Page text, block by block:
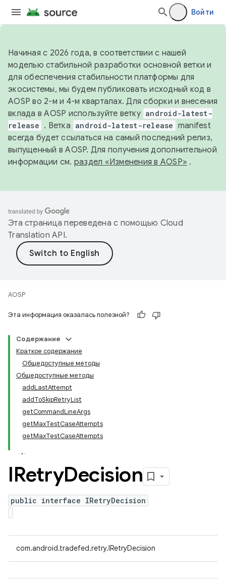
Войти
Начиная с 2026 года, в соответствии с нашей
моделью стабильной разработки основной ветки и
для обеспечения стабильности платформы для
экосистемы, мы будем публиковать исходный код в
AOSP во 2-м и 4-м кварталах. Для сборки и внесения
вклада в AOSP используйте ветку android-latest-
release . Ветка android-latest-release manifest
всегда будет ссылаться на самый последний релиз,
выпущенный в AOSP. Для получения дополнительной
информации см. раздел «Изменения в AOSP» .
Эта страница переведена с помощью Cloud
Translation API.
AOSP
Эта информация оказалась полезной?
Содержание
Краткое содержание
Общедоступные методы
Общедоступные методы
addLastAttempt
addToSkipRetryList
getCommandLineArgs
getMaxTestCaseAttempts
getMaxTestCaseAttempts
IRetryDecision
public interface IRetryDecision
com.android.tradefed.retry.IRetryDecision